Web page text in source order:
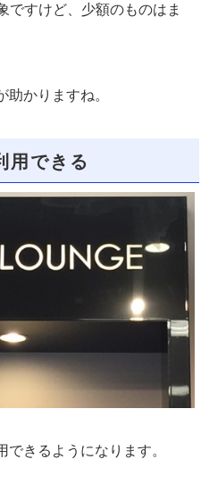
ですけど、少額のものはま
かりますね。
用できる
きるようになります。